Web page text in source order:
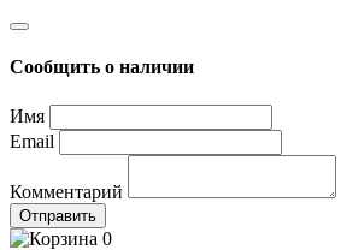
Сообщить о наличии
Имя
Email
Комментарий
Отправить
0